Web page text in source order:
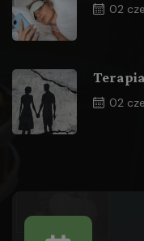
02
02